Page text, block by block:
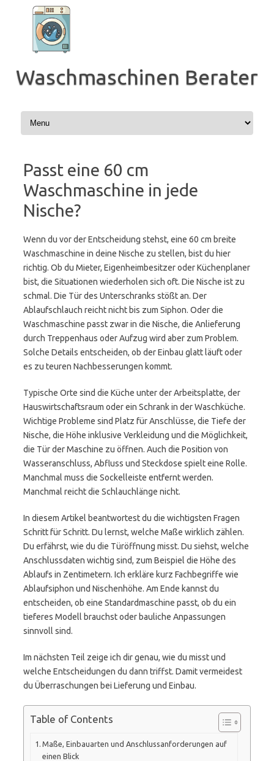
Inhalt
springen
Waschmaschinen Berater
Passt eine 60 cm
Waschmaschine in jede
Nische?
Wenn du vor der Entscheidung stehst, eine 60 cm breite
Waschmaschine in deine Nische zu stellen, bist du hier
richtig. Ob du Mieter, Eigenheimbesitzer oder Küchenplaner
bist, die Situationen wiederholen sich oft. Die Nische ist zu
schmal. Die Tür des Unterschranks stößt an. Der
Ablaufschlauch reicht nicht bis zum Siphon. Oder die
Waschmaschine passt zwar in die Nische, die Anlieferung
durch Treppenhaus oder Aufzug wird aber zum Problem.
Solche Details entscheiden, ob der Einbau glatt läuft oder
es zu teuren Nachbesserungen kommt.
Typische Orte sind die Küche unter der Arbeitsplatte, der
Hauswirtschaftsraum oder ein Schrank in der Waschküche.
Wichtige Probleme sind Platz für Anschlüsse, die Tiefe der
Nische, die Höhe inklusive Verkleidung und die Möglichkeit,
die Tür der Maschine zu öffnen. Auch die Position von
Wasseranschluss, Abfluss und Steckdose spielt eine Rolle.
Manchmal muss die Sockelleiste entfernt werden.
Manchmal reicht die Schlauchlänge nicht.
In diesem Artikel beantwortest du die wichtigsten Fragen
Schritt für Schritt. Du lernst, welche Maße wirklich zählen.
Du erfährst, wie du die Türöffnung misst. Du siehst, welche
Anschlussdaten wichtig sind, zum Beispiel die Höhe des
Ablaufs in Zentimetern. Ich erkläre kurz Fachbegriffe wie
Ablaufsiphon und Nischenhöhe. Am Ende kannst du
entscheiden, ob eine Standardmaschine passt, ob du ein
tieferes Modell brauchst oder bauliche Anpassungen
sinnvoll sind.
Im nächsten Teil zeige ich dir genau, wie du misst und
welche Entscheidungen du dann triffst. Damit vermeidest
du Überraschungen bei Lieferung und Einbau.
Table of Contents
Maße, Einbauarten und Anschlussanforderungen auf
einen Blick